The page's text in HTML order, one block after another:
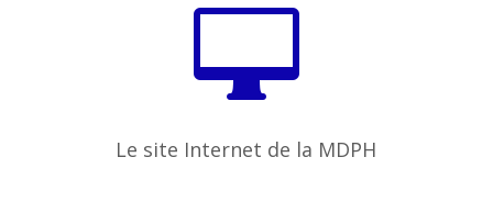

Le site Internet de la MDPH